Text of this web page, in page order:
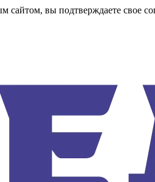
вы подтверждаете свое